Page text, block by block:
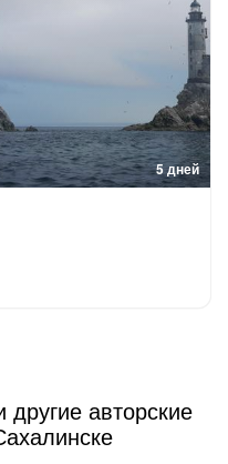
5 дней
авторские